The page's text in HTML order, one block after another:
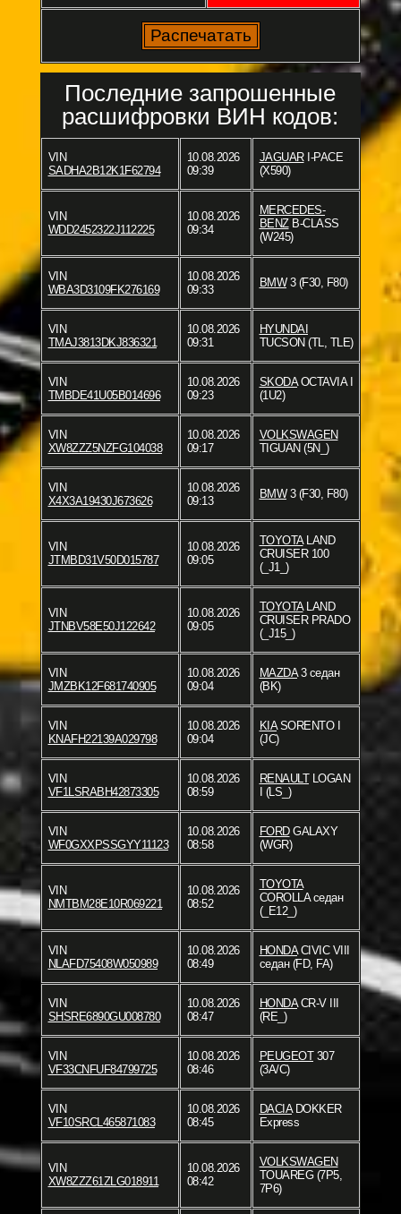
Последние запрошенные
расшифровки ВИН кодов:
VIN
SADHA2B12K1F62794
10.08.2026
09:39
JAGUARI-PACE
(X590)
VIN
WDD2452322J112225
10.08.2026
09:34
MERCEDES-
BENZB-CLASS
(W245)
VIN
WBA3D3109FK276169
10.08.2026
09:33
BMW3 (F30, F80)
VIN
TMAJ3813DKJ836321
10.08.2026
09:31
HYUNDAI
TUCSON (TL, TLE)
VIN
TMBDE41U05B014696
10.08.2026
09:23
SKODAOCTAVIA I
(1U2)
VIN
XW8ZZZ5NZFG104038
10.08.2026
09:17
VOLKSWAGEN
TIGUAN (5N_)
VIN
X4X3A19430J673626
10.08.2026
09:13
BMW3 (F30, F80)
VIN
JTMBD31V50D015787
10.08.2026
09:05
TOYOTALAND
CRUISER 100
(_J1_)
VIN
JTNBV58E50J122642
10.08.2026
09:05
TOYOTALAND
CRUISER PRADO
(_J15_)
VIN
JMZBK12F681740905
10.08.2026
09:04
MAZDA3 седан
(BK)
VIN
KNAFH22139A029798
10.08.2026
09:04
KIASORENTO I
(JC)
VIN
VF1LSRABH42873305
10.08.2026
08:59
RENAULTLOGAN
I (LS_)
VIN
WF0GXXPSSGYY11123
10.08.2026
08:58
FORDGALAXY
(WGR)
VIN
NMTBM28E10R069221
10.08.2026
08:52
TOYOTA
COROLLA седан
(_E12_)
VIN
NLAFD75408W050989
10.08.2026
08:49
HONDACIVIC VIII
седан (FD, FA)
VIN
SHSRE6890GU008780
10.08.2026
08:47
HONDACR-V III
(RE_)
VIN
VF33CNFUF84799725
10.08.2026
08:46
PEUGEOT307
(3A/C)
VIN
VF10SRCL465871083
10.08.2026
08:45
DACIADOKKER
Express
VIN
XW8ZZZ61ZLG018911
10.08.2026
08:42
VOLKSWAGEN
TOUAREG (7P5,
7P6)